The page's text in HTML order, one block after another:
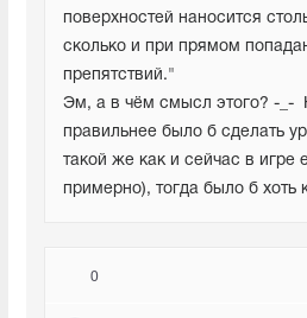
поверхностей наносится
сколько и при прямом
препятствий."
Эм, а в чём смысл этого? -_-
правильнее было б сделать
такой же как и сейчас в игре
примерно), тогда было б хоть
0